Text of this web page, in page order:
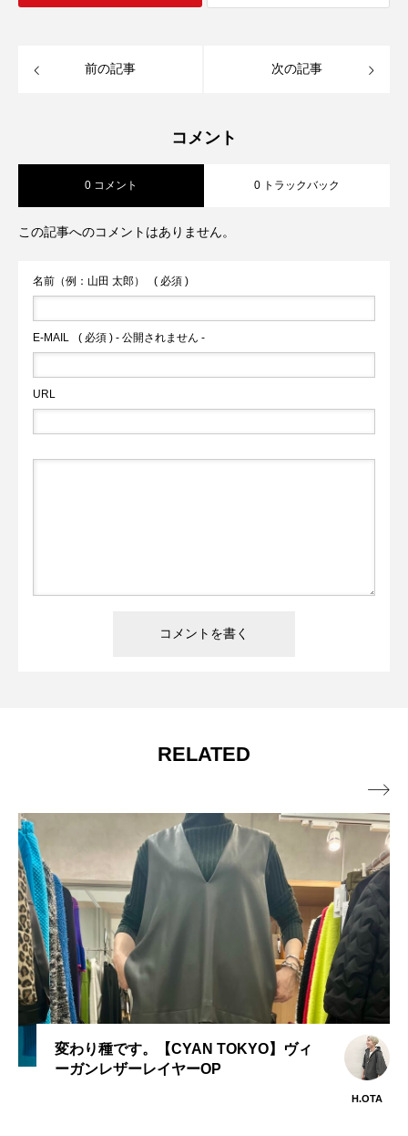
前の記事 次の記事
コメント
0 コメント 0 トラックバック
この記事へのコメントはありません。
名前（例：山田 太郎） ( 必須 )
E-MAIL ( 必須 ) - 公開されません -
URL
RELATED
変わり種です。【CYAN TOKYO】ヴィ
ーガンレザーレイヤーOP
H.OTA
